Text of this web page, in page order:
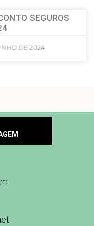
SEGUROS
DE 2024